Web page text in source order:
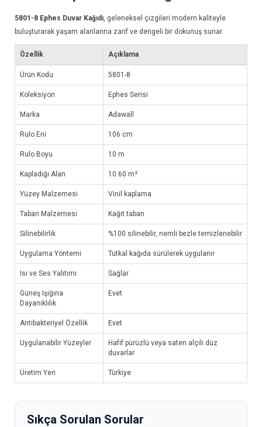
5801-8 Ephes Duvar Kağıdı , geleneksel çizgileri modern kaliteyle
buluşturarak yaşam alanlarına zarif ve dengeli bir dokunuş sunar.
Özellik Açıklama
Ürün Kodu 5801-8
Koleksiyon Ephes Serisi
Marka Adawall
Rulo Eni 106 cm
Rulo Boyu 10 m
Kapladığı Alan 10.60 m²
Yüzey Malzemesi Vinil kaplama
Taban Malzemesi Kağıt taban
Silinebilirlik %100 silinebilir, nemli bezle temizlenebilir
Uygulama Yöntemi Tutkal kağıda sürülerek uygulanır
Isı ve Ses Yalıtımı Sağlar
Güneş Işığına
Dayanıklılık
Evet
Antibakteriyel Özellik Evet
Uygulanabilir Yüzeyler
Hafif pürüzlü veya saten alçılı düz
duvarlar
Üretim Yeri Türkiye
Sıkça Sorulan Sorular